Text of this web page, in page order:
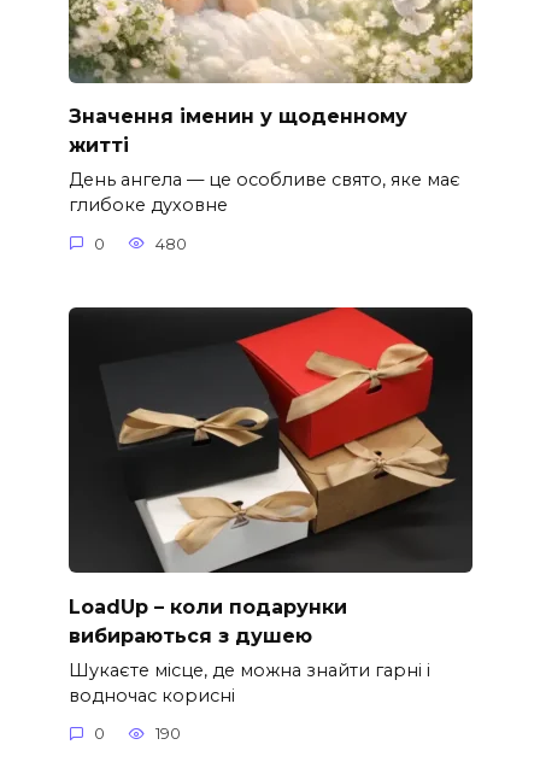
Значення іменин у щоденному
житті
День ангела — це особливе свято, яке має
глибоке духовне
0 480
LoadUp – коли подарунки
вибираються з душею
Шукаєте місце, де можна знайти гарні і
водночас корисні
0 190